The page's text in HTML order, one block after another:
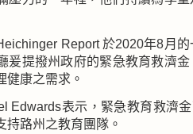
Report於2020年8月
爰提撥州政府的緊急教育救濟金
健康之需求。
Edwards表示，緊急教育救濟
持路州 之教育團隊 。